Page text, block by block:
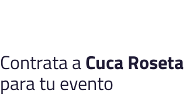
Contrata aCuca Roseta
para tu evento